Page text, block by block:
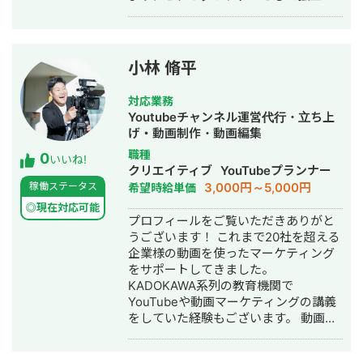
成長させました。 🖱️ サムネイルクリッ
幅に強化。「最初の壁」を圧倒的な確
率で突破しています。 🚀 平均視聴回
数：2,349回 ⇒ 3,852回（1.6倍増）
🔵【実績２】採用特化型YouTubeチャ
ンネル運用支援 「再生数」を追うだけ
に直結させた支援実績です。創業2年目
のベンチャー企業様において、以下の
成果を達成しました。 ▼ 支援による採
用成功実績 YouTubeを戦略的に活用
し、以下の優秀層を含む計9名の採用成
功（内定承諾済み）に大きく貢献しま
した。 🔸 旧帝大（九州大学ほか） 🔸
海外著名大学（テンプル大、サンディ
エゴ州立大、アムステルダム大ほか多
数） 💬 クライアント様の評価 「選考
過程の候補者全員に動画を共有するこ
とで、志望度が劇的に向上しました。
の課題を解決致します。 ご興味があり
0いいね!
稼働ステータス
◎現在対応可能
小林 脩平
対応業務
Youtubeチャンネル運営代行・立ち上
げ・動画制作・動画編集
職種
クリエイティブ YouTubeプランナー
希望時給単価 3,000円～5,000円
プロフィールをご覧いただきありがと
うございます！ これまで20社を超える
企業様の動画を使ったマーケティング
をサポートしてきました。
KADOKAWA系列の教育機関で
YouTubeや動画マーケティングの講義
をしていた経験もございます。 動画制